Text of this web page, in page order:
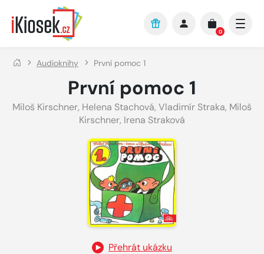
Přejít na hlavní obsah
0
Audioknihy První pomoc 1
První pomoc 1
Miloš Kirschner, Helena Stachová, Vladimír Straka, Miloš
Kirschner, Irena Straková
Přehrát ukázku